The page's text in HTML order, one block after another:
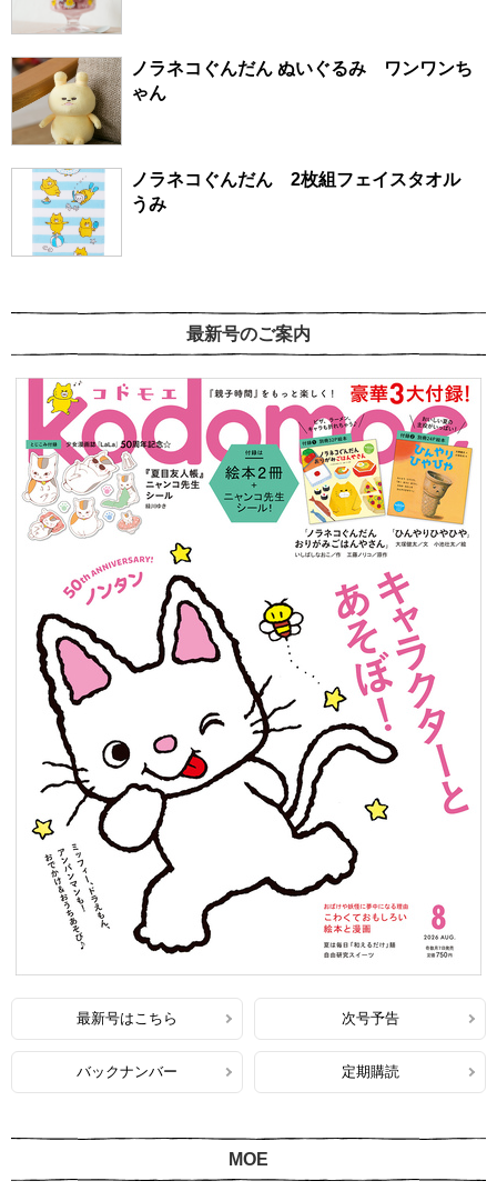
ノラネコぐんだん ぬいぐるみ ワンワンち
ゃん
ノラネコぐんだん 2枚組フェイスタオル
うみ
最新号のご案内
最新号はこちら 次号予告
バックナンバー 定期購読
MOE